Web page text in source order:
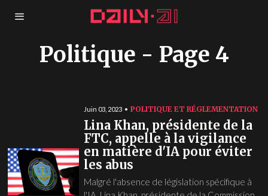
Politique - Page 4
Juin 03, 2023 POLITIQUE ET RÉGLEMENTATION
Lina Khan, présidente de la
FTC, appelle à la vigilance
en matière d'IA pour éviter
les abus
Malgré l'absence de législation spécifique à